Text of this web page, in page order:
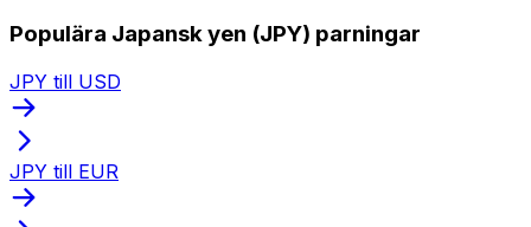
Populära Japansk yen (JPY) parningar
JPY till USD
JPY till EUR